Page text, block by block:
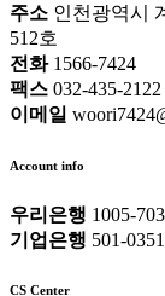
주소 인천광역시
512호
전화1566-7424
팩스 032-435-2122
이메일
Account info
우리은행 1005-
기업은행 501-
CS Center